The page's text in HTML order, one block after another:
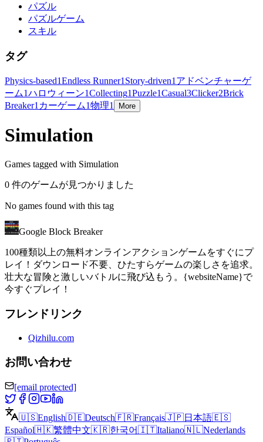
パズル
パズルゲーム
スキル
タグ
Physics-based1Endless Runner1 Story-driven1 アドベンチャーゲ
ーム1ハロウィーン1Collecting1Puzzle1Casual3Clicker2Brick
Breaker1 カーゲーム1物理1 More
Simulation
Games tagged with Simulation
0 件のゲームが見つかりました
No games found with this tag
Google Block Breaker
100種類以上の無料オンラインアクションゲームをすぐにプ
レイ！ダウンロード不要、ひたすらゲームの楽しさを追求。
壮大な冒険と激しいバトルに飛び込もう。{websiteName}で
今すぐプレイ！
フレンドリンク
Qizhilu.com
お問い合わせ
[email protected]
🇺🇸English🇩🇪Deutsch🇫🇷Français🇯🇵日本語🇪🇸
Español🇭🇰繁體中文🇰🇷한국어🇮🇹Italiano🇳🇱Nederlands